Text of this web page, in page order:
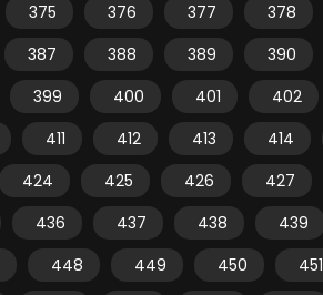
375 376 377 378
387 388 389 390
399 400 401 402
411 412 413 414
424 425 426 427
436 437 438 439
448 449 450 451